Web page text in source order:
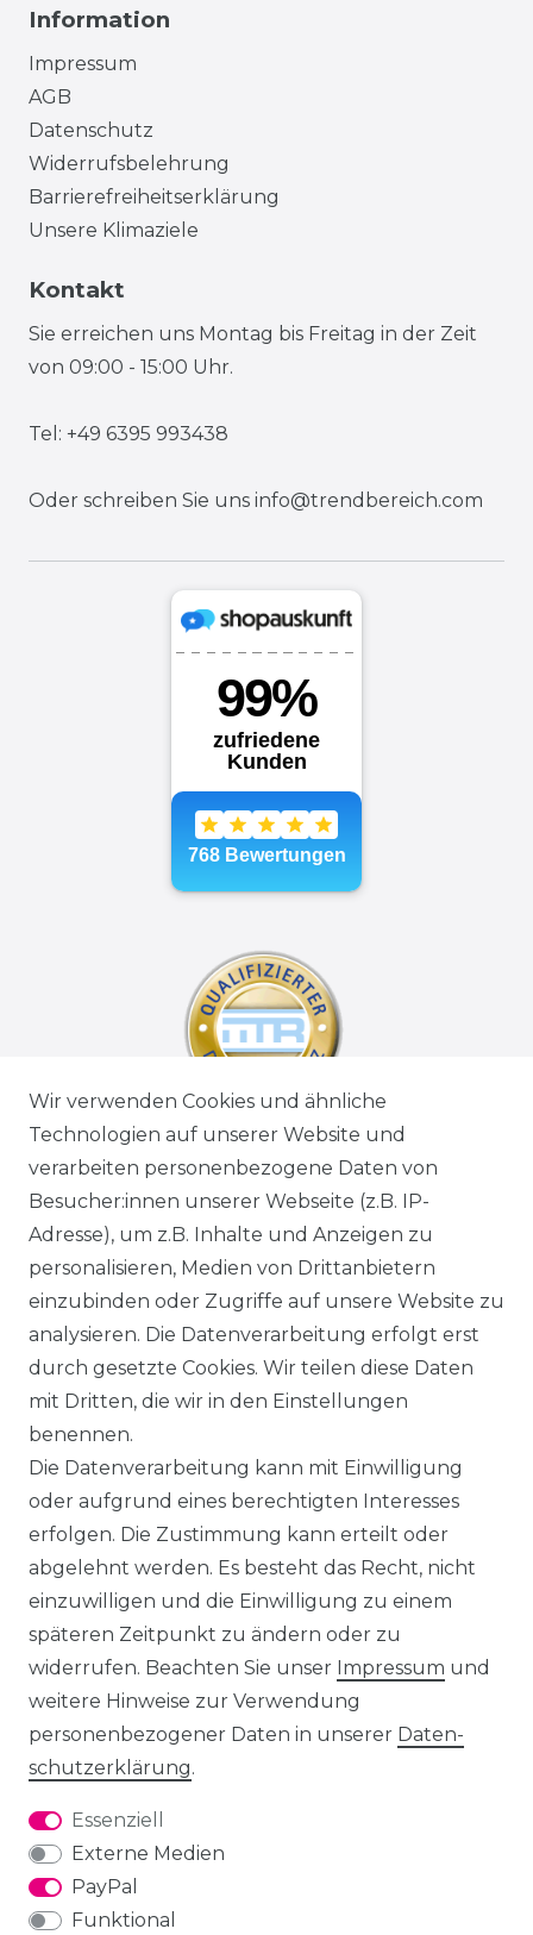
Information
Impressum
AGB
Datenschutz
Widerrufsbelehrung
Barrierefreiheitserklärung
Unsere Klimaziele
Kontakt
Sie erreichen uns Montag bis Freitag in der Zeit
von 09:00 - 15:00 Uhr.
Tel: +49 6395 993438
Oder schreiben Sie uns info@trendbereich.com
Wir verwenden Cookies und ähnliche
Technologien auf unserer Website und
verarbeiten personenbezogene Daten von
Besucher:innen unserer Webseite (z.B. IP-
Adresse), um z.B. Inhalte und Anzeigen zu
personalisieren, Medien von Drittanbietern
einzubinden oder Zugriffe auf unsere Website zu
analysieren. Die Datenverarbeitung erfolgt erst
durch gesetzte Cookies. Wir teilen diese Daten
mit Dritten, die wir in den Einstellungen
benennen.
Die Datenverarbeitung kann mit Einwilligung
oder aufgrund eines berechtigten Interesses
erfolgen. Die Zustimmung kann erteilt oder
abgelehnt werden. Es besteht das Recht, nicht
einzuwilligen und die Einwilligung zu einem
späteren Zeitpunkt zu ändern oder zu
widerrufen. Beachten Sie unser Impressum und
weitere Hinweise zur Verwendung
personenbezogener Daten in unserer Daten­
schutz­erklärung.
Essenziell
Externe Medien
PayPal
Funktional